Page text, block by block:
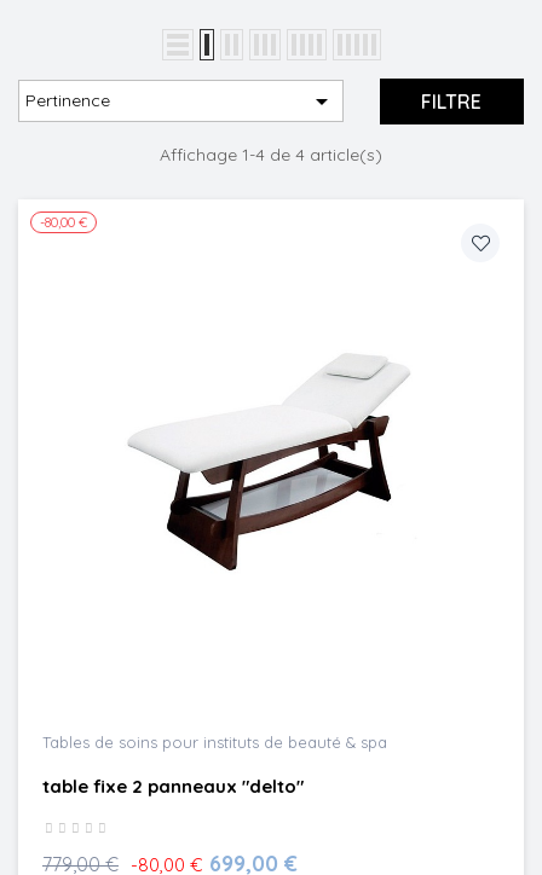
Pertinence  FILTRE
Affichage 1-4 de 4 article(s)
-80,00 €
Tables de soins pour instituts de beauté & spa
table fixe 2 panneaux "delto"
779,00 € -80,00 € 699,00 €